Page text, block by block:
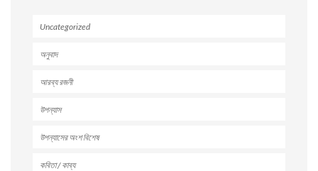
Uncategorized
অনুবাদ
আরব্য রজনী
উপন্যাস
উপন্যাসের অংশ বিশেষ
কবিতা / কাব্য